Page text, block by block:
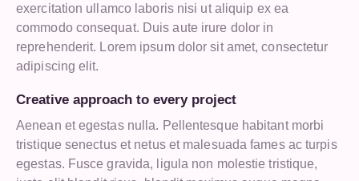
exercitation ullamco laboris nisi ut aliquip ex ea
commodo consequat. Duis aute irure dolor in
reprehenderit. Lorem ipsum dolor sit amet, consectetur
adipiscing elit.
Creative approach to every project
Aenean et egestas nulla. Pellentesque habitant morbi
tristique senectus et netus et malesuada fames ac turpis
egestas. Fusce gravida, ligula non molestie tristique,